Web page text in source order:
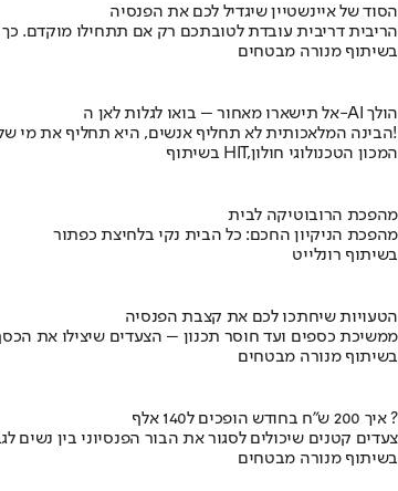
הסוד של איינשטיין שיגדיל לכם את הפנסיה
הריבית דריבית עובדת לטובתכם רק אם תתחילו מוקדם.
בשיתוף מנורה מבטחים
אל תישארו מאחור – בואו לגלות לאן ה-AI הולך
הבינה המלאכותית לא תחליף אנשים, היא תחליף את מי שלא משתמש בה!
בשיתוף HIT,המכון הטכנולוגי חולון
מהפכת הרובוטיקה לבית
מהפכת הניקיון החכם: כל הבית נקי בלחיצת כפתור
בשיתוף רונלייט
הטעויות שיחתכו לכם את קצבת הפנסיה
ממשיכת כספים ועד חוסר תכנון – הצעדים שיצילו את
בשיתוף מנורה מבטחים
איך 200 ש"ח בחודש הופכים ל140 אלף ?
צעדים קטנים שיכולים לסגור את הבור הפנסיוני בין נשים
בשיתוף מנורה מבטחים